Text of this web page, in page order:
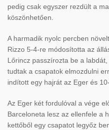
pedig csak egyszer rezdült a
köszönhetően.
A harmadik nyolc percben
Rizzo 5-4-re módosította az
Lőrincz passzírozta be a
tudtak a csapatok elmozdulni
indított egy hajrát az Eger és
Az Eger két fordulóval a vége
Barceloneta lesz az ellenfele a
kettőből egy csapatot legyőz